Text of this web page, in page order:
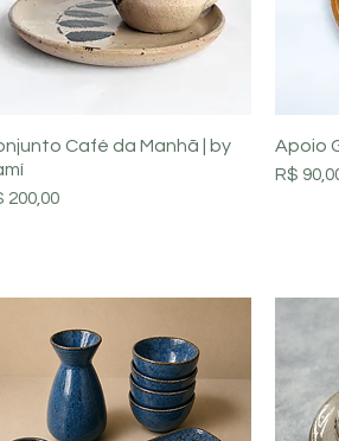
Visualização rápida
Café da Manhã | by
200,00
Apoio
Preço
R$